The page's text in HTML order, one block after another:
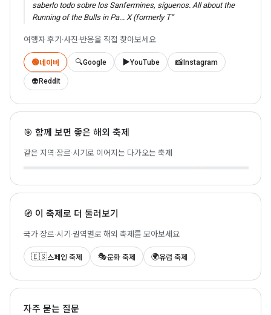
saberlo todo sobre los Sanfermines, síguenos. All about the
Running of the Bulls in Pa... X (formerly T”
여행자 후기·사진·반응을 직접 찾아보세요
🟢네이버 🔍Google ▶️YouTube 📸Instagram
👽 Reddit
🎯 함께 보면 좋은 해외 축제
같은 지역·장르·시기로 이어지는 다가오는 축제
라 토마티나
🇪🇸 Buñol · 2026-08-26
로우랜즈
🇳🇱 Biddinghuizen ·
2026-08-21
🧭 이 축제로 더 둘러보기
국가·장르·시기·권역별로 해외 축제를 모아보세요
🇪🇸스페인 축제 🎭문화 축제 🌍유럽 축제
자주 묻는 질문